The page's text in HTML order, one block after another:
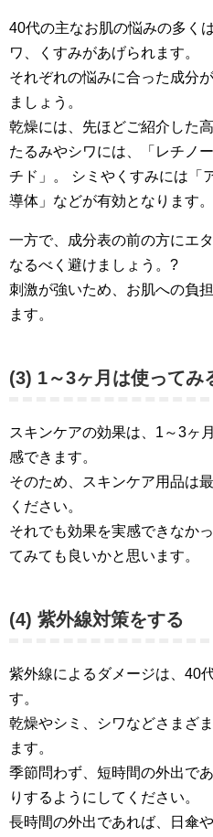
40代の主なお肌の悩みの多く
ワ、くすみがあげられます。
それぞれの悩みに合った成分
ましょう。
乾燥には、先ほどご紹介した
たるみやシワには、「レチノ
チド」。 シミやくすみには「
導体」などが有効となります。
一方で、成分表の前の方にエ
なるべく避けましょう。?
刺激が強いため、お肌への負
ます。
(3) 1～3ヶ月は使ってみ
スキンケアの効果は、1～3ヶ
感できます。
そのため、スキンケア用品は
ください。
それでも効果を実感できなか
てみても良いかと思います。
(4) 紫外線対策をする
紫外線によるダメージは、40
す。
乾燥やシミ、シワなどさまざ
ます。
季節問わず、短時間の外出で
りするようにしてください。
長時間の外出であれば、日傘